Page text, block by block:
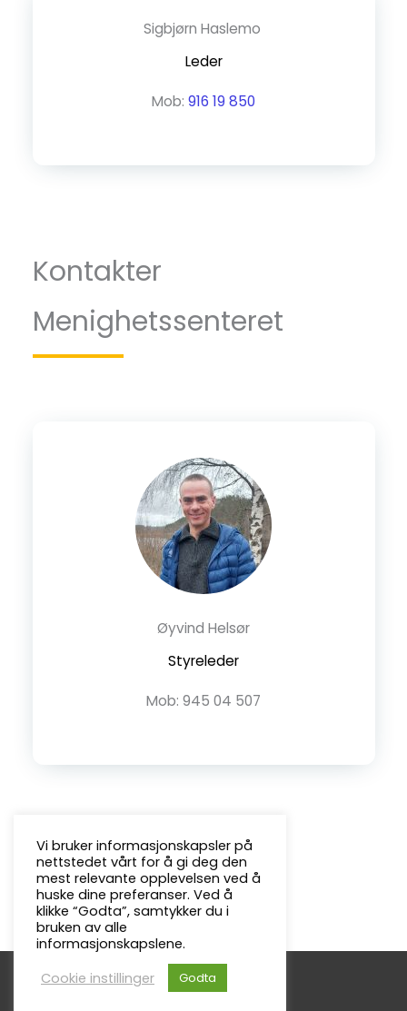
Sigbjørn Haslemo
Leder
Mob: 916 19 850
Kontakter
Menighetssenteret
Øyvind Helsør
Styreleder
Mob: 945 04 507
Copyright © 2026 Froland Menighet
Vi bruker informasjonskapsler på
nettstedet vårt for å gi deg den
mest relevante opplevelsen ved å
huske dine preferanser. Ved å
klikke “Godta”, samtykker du i
bruken av alle
informasjonskapslene.
Cookie instillinger
Godta